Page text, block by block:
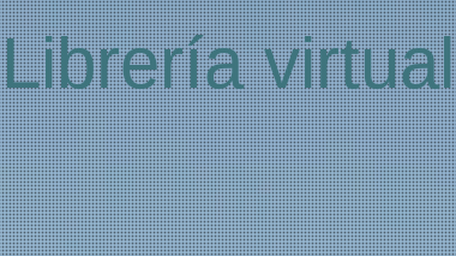
Librería virtual